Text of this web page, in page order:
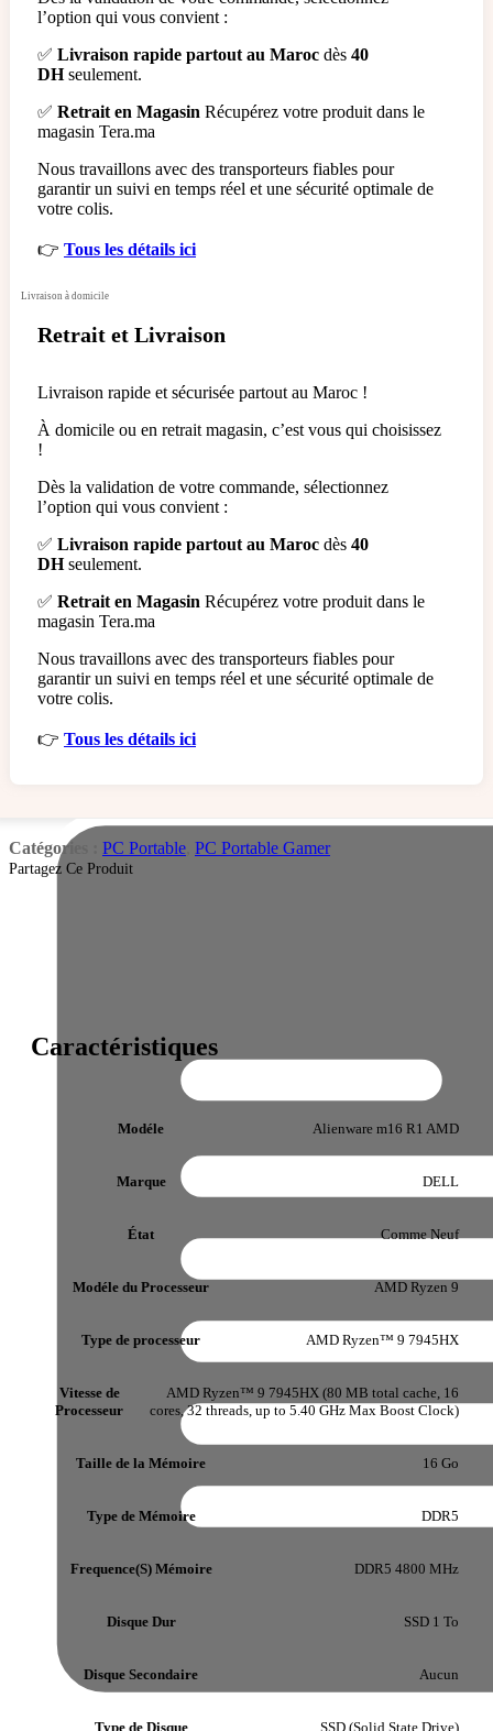
l’option qui vous convient :
✅ Livraison rapide partout au Maroc dès 40
DHseulement.
✅ Retrait en Magasin Récupérez votre produit dans le
magasin Tera.ma
Nous travaillons avec des transporteurs fiables pour
garantir un suivi en temps réel et une sécurité optimale de
votre colis.
👉 Tous les détails ici
Livraison à domicile
Retrait et Livraison
Livraison rapide et sécurisée partout au Maroc !
À domicile ou en retrait magasin, c’est vous qui choisissez
!
Dès la validation de votre commande, sélectionnez
l’option qui vous convient :
✅ Livraison rapide partout au Maroc dès 40
DHseulement.
✅ Retrait en Magasin Récupérez votre produit dans le
magasin Tera.ma
Nous travaillons avec des transporteurs fiables pour
garantir un suivi en temps réel et une sécurité optimale de
votre colis.
👉 Tous les détails ici
Catégories : PC Portable PC Portable Gamer
Partagez Ce Produit
Caractéristiques
Modéle Alienware m16 R1 AMD
Marque DELL
État Comme Neuf
Modéle du Processeur AMD Ryzen 9
Type de processeur AMD Ryzen™ 9 7945HX
Vitesse de
Processeur
AMD Ryzen™ 9 7945HX (80 MB total cache, 16
cores, 32 threads, up to 5.40 GHz Max Boost Clock)
Taille de la Mémoire 16 Go
Type de Mémoire DDR5
Frequence(S) Mémoire DDR5 4800 MHz
Disque Dur SSD 1 To
Disque Secondaire Aucun
Type de Disque SSD (Solid State Drive)